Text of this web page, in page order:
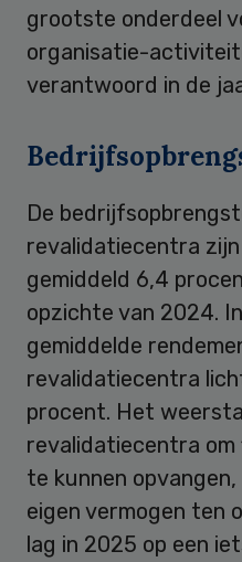
grootste onderdeel
organisatie-
verantwoord in de
De
revalidatiecentra
gemiddeld 6,4
opzichte van 2024.
gemiddelde
revalidatiecentra
procent. Het
revalidatiecentra om
te kunnen
eigen vermogen ten
lag in 2025 op een